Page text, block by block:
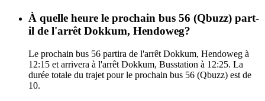
À quelle heure le prochain bus 56 (Qbuzz) part-
il de l'arrêt Dokkum, Hendoweg?
Le prochain bus 56 partira de l'arrêt Dokkum, Hendoweg à
12:15 et arrivera à l'arrêt Dokkum, Busstation à 12:25. La
durée totale du trajet pour le prochain bus 56 (Qbuzz) est de
10.